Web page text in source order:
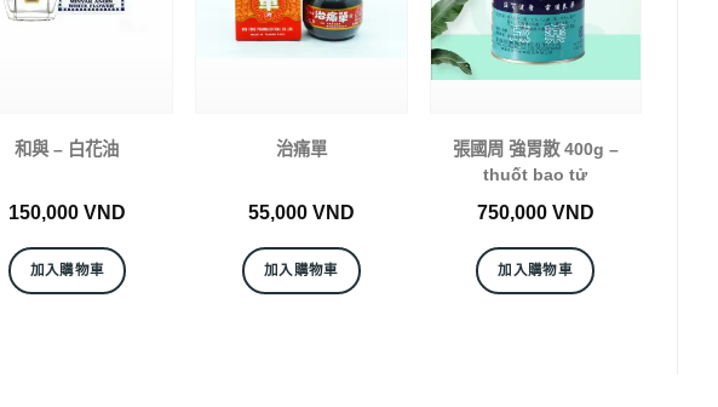
和與 – 白花油
150,000 VND
加入購物車
治痛單
55,000 VND
加入購物車
張國周 強胃散 400g –
thuốt bao tử
750,000 VND
加入購物車